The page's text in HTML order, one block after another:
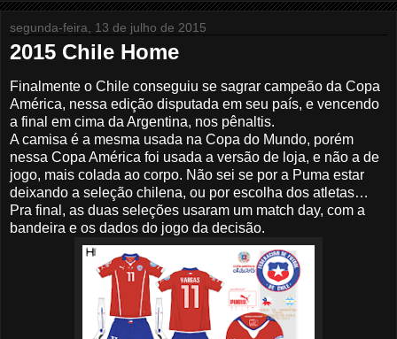
segunda-feira, 13 de julho de 2015
2015 Chile Home
Finalmente o Chile conseguiu se sagrar campeão da Copa
América, nessa edição disputada em seu país, e vencendo
a final em cima da Argentina, nos pênaltis.
A camisa é a mesma usada na Copa do Mundo, porém
nessa Copa América foi usada a versão de loja, e não a de
jogo, mais colada ao corpo. Não sei se por a Puma estar
deixando a seleção chilena, ou por escolha dos atletas…
Pra final, as duas seleções usaram um match day, com a
bandeira e os dados do jogo da decisão.